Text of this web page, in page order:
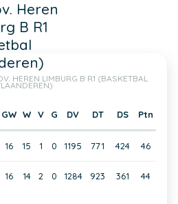
Heren
B R1
HEREN LIMBURG B R1 (BASKETBAL
GW W V G DV DT DS Ptn
16 15 1 0 1195 771 424 46
16 14 2 0 1284 923 361 44